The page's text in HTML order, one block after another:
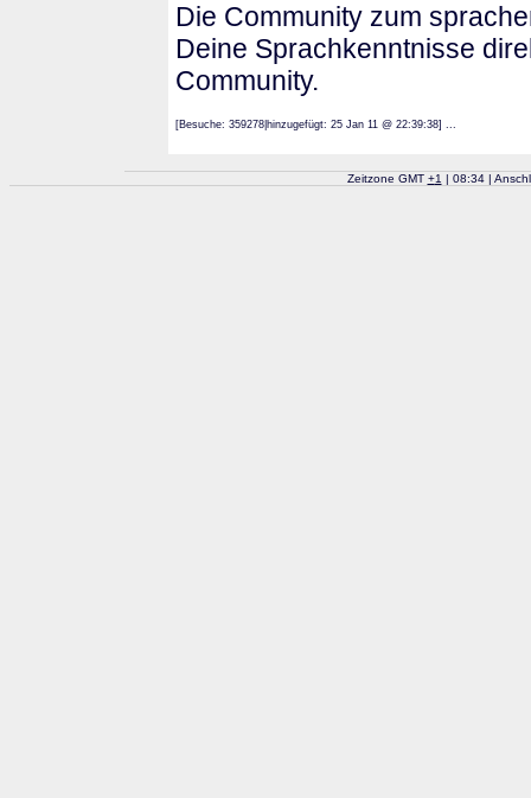
Die Community zum
Deine Sprachkenntnisse
Community.
[Besuche: 359278|hinzugefügt: 25 Jan 11 @ 22:39:38] ...
Zeitzone GMT +1 | 08:34 |